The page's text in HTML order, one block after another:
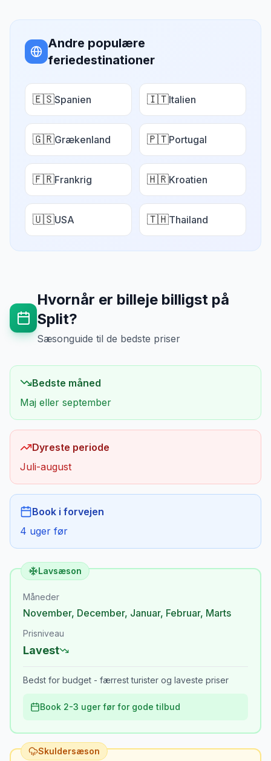
Andre populære
feriedestinationer
🇪🇸Spanien 🇮🇹Italien
🇬🇷Grækenland 🇵🇹Portugal
🇫🇷Frankrig 🇭🇷Kroatien
🇺🇸USA 🇹🇭Thailand
Hvornår er billeje billigst på
Split?
Sæsonguide til de bedste priser
Bedste måned
Maj eller september
Dyreste periode
Juli-august
Book i forvejen
4 uger før
Lavsæson
Måneder
November, December, Januar, Februar, Marts
Prisniveau
Lavest
Bedst for budget - færrest turister og laveste priser
Book 2-3 uger før for gode tilbud
Skuldersæson